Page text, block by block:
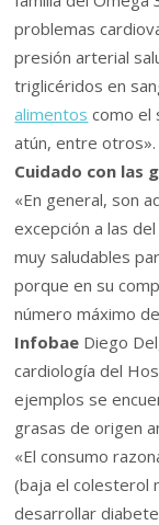
problemas
presión arterial
triglicéridos en
alimentos como el
atún, entre otros».
Cuidado con las
«En general, son
excepción a las
muy saludables
porque en su
número máximo
Infobae Diego
cardiología del
ejemplos se
grasas de origen
«El consumo
(baja el colesterol
desarrollar